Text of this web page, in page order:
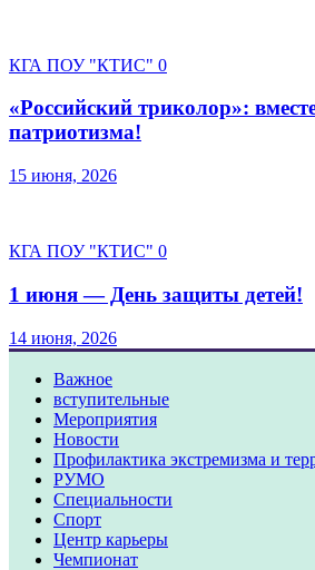
КГА ПОУ "КТИС" 0
«Российский триколор»:
патриотизма!
15 июня, 2026
КГА ПОУ "КТИС" 0
1 июня — День защиты детей!
14 июня, 2026
Важное
вступительные
Мероприятия
Новости
Профилактика экстремизма и
РУМО
Специальности
Спорт
Центр карьеры
Чемпионат